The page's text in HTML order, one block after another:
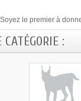
Soyez le premier à
: